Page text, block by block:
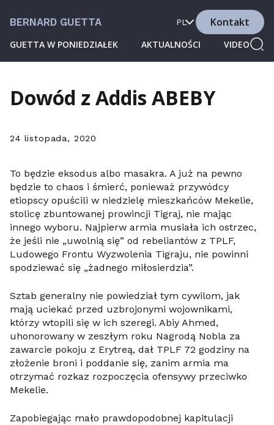
BERNARD GUETTA
GUETTA W PONIEDZIAŁEK AKTUALNOŚCI VIDEO
PL Kontakt
Dowód z Addis ABEBY
24 listopada, 2020
To będzie eksodus albo masakra. A już na pewno
będzie to chaos i śmierć, ponieważ przywódcy
etiopscy opuścili w niedzielę mieszkańców Mekelie,
stolicę zbuntowanej prowincji Tigraj, nie mając
innego wyboru. Najpierw armia musiała ich ostrzec,
że jeśli nie „uwolnią się” od rebeliantów z TPLF,
Ludowego Frontu Wyzwolenia Tigraju, nie powinni
spodziewać się „żadnego miłosierdzia”.
Sztab generalny nie powiedział tym cywilom, jak
mają uciekać przed uzbrojonymi wojownikami,
którzy wtopili się w ich szeregi. Abiy Ahmed,
uhonorowany w zeszłym roku Nagrodą Nobla za
zawarcie pokoju z Erytreą, dał TPLF 72 godziny na
złożenie broni i poddanie się, zanim armia ma
otrzymać rozkaz rozpoczęcia ofensywy przeciwko
Mekelie.
Zapobiegając mało prawdopodobnej kapitulacji